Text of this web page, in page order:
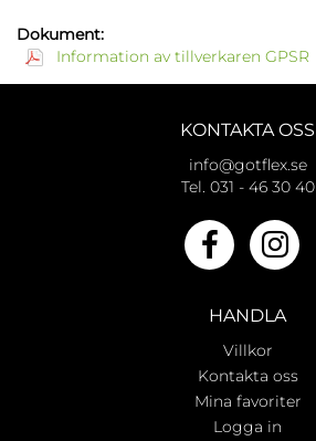
Dokument:
Information av tillverkaren GPSR
KONTAKTA OSS
info@gotflex.se
Tel. 031 - 46 30 40
HANDLA
Villkor
Kontakta oss
Mina favoriter
Logga in